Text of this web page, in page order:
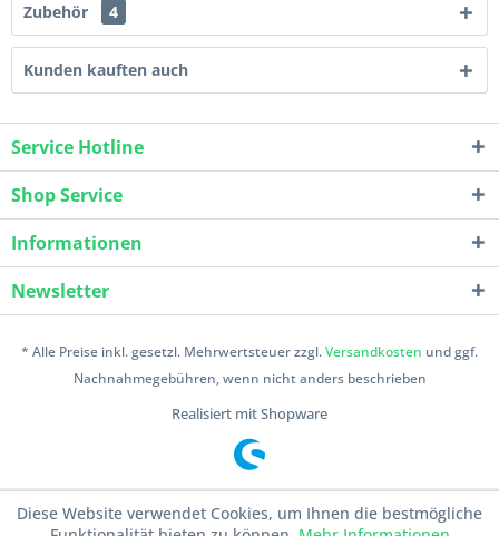
Zubehör 4
Kunden kauften auch
Service Hotline
Shop Service
Informationen
Newsletter
* Alle Preise inkl. gesetzl. Mehrwertsteuer zzgl.Versandkosten und ggf.
Nachnahmegebühren, wenn nicht anders beschrieben
Realisiert mit Shopware
Diese Website verwendet Cookies, um Ihnen die bestmögliche